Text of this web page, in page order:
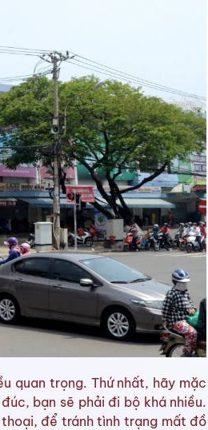
quan trọng. Thứ nhất, hãy mặc
bạn sẽ phải đi bộ khá nhiều.
để tránh tình trạng mất đồ